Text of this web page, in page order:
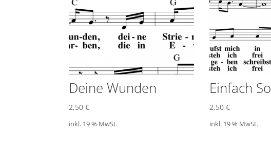
Deine Wunden
2,50€
inkl. 19 % MwSt.
Einfach So
2,50 €
inkl. 19 % MwSt.